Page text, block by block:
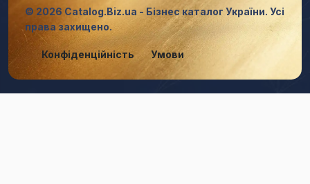
© 2026 Catalog.Biz.ua - Бізнес каталог України. Усі
права захищено.
Конфіденційність Умови